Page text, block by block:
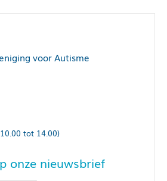
voor Autisme
tot 14.00)
onze nieuwsbrief